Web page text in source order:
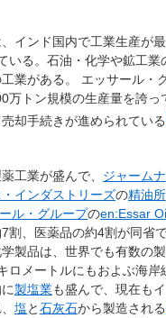
インド国内で工業生産が
いる。石油・化学や鉱工業
業がある。 エッサール・
万トン規模の生産量を誇っ
却手続きが進められている
工業が盛んで、 ジャーム
インダストリーズの精油所
ル・グループのen:Essar
割、医薬品の約4割が同省
製品は、世界でも有数の
ロメートルにもおよぶ海岸
製塩業も盛んで、現在も
塩と石灰石から製造される